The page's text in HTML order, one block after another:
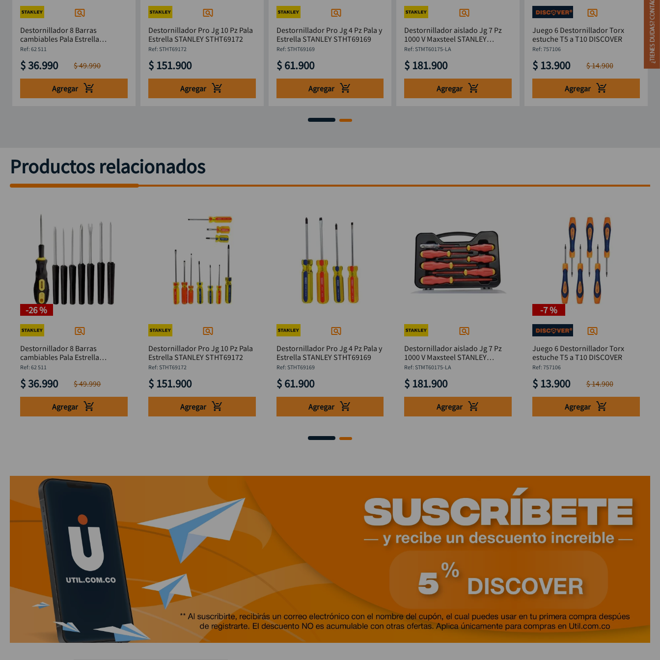
Destornillador 8 Barras
cambiables Pala Estrella
STANLEY 62 511
: 62 511
$36.990 $49.990
Agregar
Destornillador Pro Jg 10 Pz Pala
Estrella STANLEY STHT69172
: STHT69172
$ 151.900
Agregar
Destornillador Pro Jg 4 Pz Pala y
Estrella STANLEY STHT69169
: STHT69169
$ 61.900
Agregar
Destornillador aislado Jg 7 Pz
1000 V Maxsteel STANLEY
STMT60175-LA
: STMT60175-LA
$ 181.900
Agregar
Juego 6 Destornillador Torx
estuche T5 a T10 DISCOVER
:757106
$ 13.900 $14.900
Agregar
Productos relacionados
-26 %
Destornillador 8 Barras
cambiables Pala Estrella
STANLEY 62 511
: 62 511
$36.990 $49.990
Agregar
Destornillador Pro Jg 10 Pz Pala
Estrella STANLEY STHT69172
: STHT69172
$ 151.900
Agregar
Destornillador Pro Jg 4 Pz Pala y
Estrella STANLEY STHT69169
: STHT69169
$ 61.900
Agregar
Destornillador aislado Jg 7 Pz
1000 V Maxsteel STANLEY
STMT60175-LA
: STMT60175-LA
$ 181.900
Agregar
-7 %
Juego 6 Destornillador Torx
estuche T5 a T10 DISCOVER
:757106
$ 13.900 $14.900
Agregar